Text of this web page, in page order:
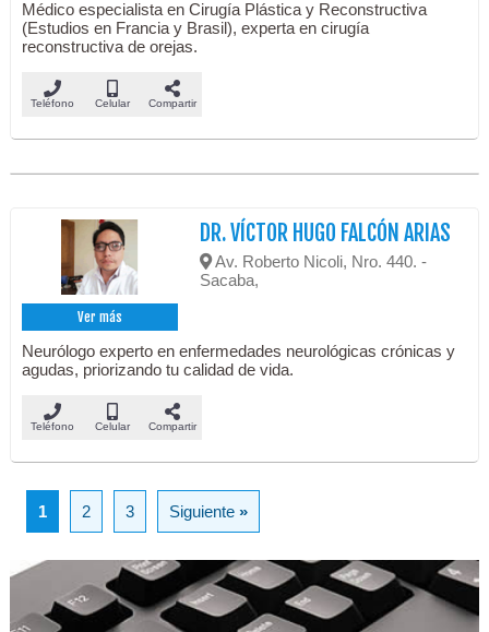
Médico especialista en Cirugía Plástica y Reconstructiva
(Estudios en Francia y Brasil), experta en cirugía
reconstructiva de orejas.
Teléfono Celular Compartir
Ver más
DR. VÍCTOR HUGO FALCÓN ARIAS
Av. Roberto Nicoli, Nro. 440. -
Sacaba,
Neurólogo experto en enfermedades neurológicas crónicas y
agudas, priorizando tu calidad de vida.
Teléfono Celular Compartir
1 2 3 Siguiente»